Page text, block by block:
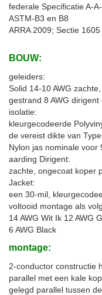
federale Specificatie A-
ASTM-B3 en B8
ARRA 2009; Sectie
BOUW:
geleiders:
Solid 14-10 AWG
gestrand 8 AWG
isolatie:
kleurgecodeerde
de vereist dikte van
Nylon jas nominale voor
aarding Dirigent:
zachte, ongecoat koper
Jacket:
een 30-mil,
voltooid montage als
14 AWG Wit Ik 12 AWG
6 AWG Black
montage:
2-conductor constructie
parallel met een kale
gelegd parallel tussen